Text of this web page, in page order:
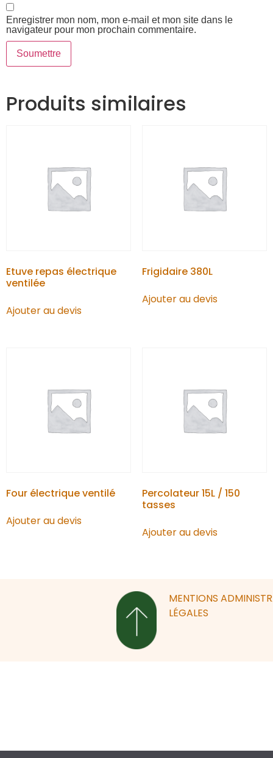
Enregistrer mon nom, mon e-mail et mon site dans le
navigateur pour mon prochain commentaire.
Produits similaires
Etuve repas électrique
ventilée
Ajouter au devis
Frigidaire 380L
Ajouter au devis
Four électrique ventilé
Ajouter au devis
Percolateur 15L / 150
tasses
Ajouter au devis
MENTIONS
LÉGALES